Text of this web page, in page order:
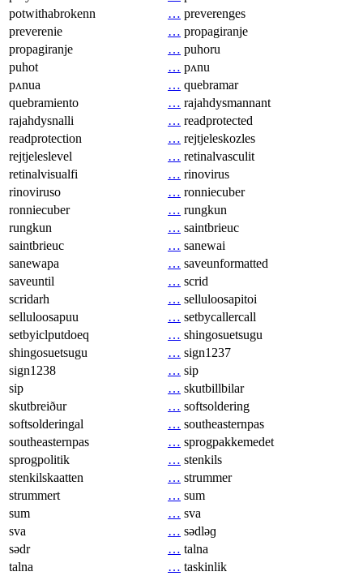
potwithabrokenn
… preverenges
preverenie
… propagiranje
propagiranje
… puhoru
puhot
… pʌnu
pʌnua
… quebramar
quebramiento
… rajahdysmannant
rajahdysnalli
… readprotected
readprotection
… rejtjeleskozles
rejtjeleslevel
… retinalvasculit
retinalvisualfi
… rinovirus
rinoviruso
… ronniecuber
ronniecuber
… rungkun
rungkun
… saintbrieuc
saintbrieuc
… sanewai
sanewapa
… saveunformatted
saveuntil
… scrid
scridarh
… selluloosapitoi
selluloosapuu
… setbycallercall
setbyiclputdoeq
… shingosuetsugu
shingosuetsugu
… sign1237
sign1238
… sip
sip
… skutbillbilar
skutbreiður
… softsoldering
softsolderingal
… southeasternpas
southeasternpas
… sprogpakkemedet
sprogpolitik
… stenkils
stenkilskaatten
… strummer
strummert
… sum
sum
… sva
sva
… sədləɡ
sədr
… talna
talna
… taskinlik